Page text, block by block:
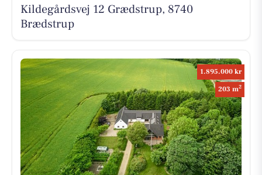
Kildegårdsvej 12 Grædstrup, 8740
Brædstrup
1.895.000 kr
203 m2